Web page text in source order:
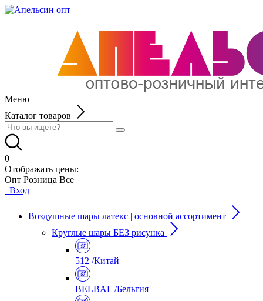
Меню
Каталог товаров
0
Отображать цены:
Опт Розница Все
Вход
Воздушные шары латекс | основной ассортимент
Круглые шары БЕЗ рисунка
512 /Китай
BELBAL /Бельгия